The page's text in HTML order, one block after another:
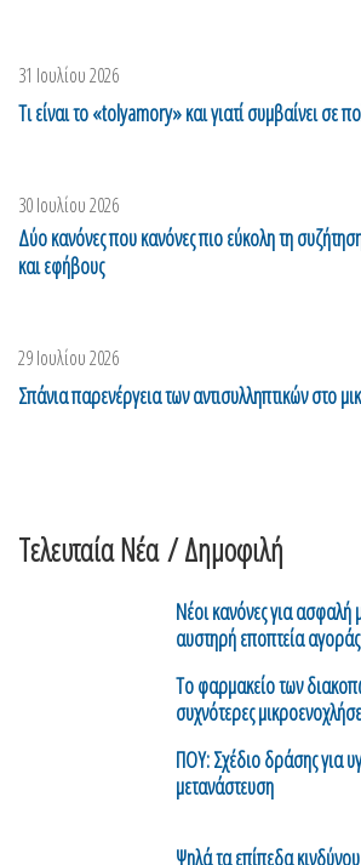
31 Ιουλίου 2026
Τι είναι το «tolyamory» και γιατί συμβαίνει σε
30 Ιουλίου 2026
Δύο κανόνες που κανόνες πιο εύκολη τη
και εφήβους
29 Ιουλίου 2026
Σπάνια παρενέργεια των αντισυλληπτικών στο
Τελευταία Νέα/ Δημοφιλή
Νέοι κανόνες για ασφαλή
αυστηρή εποπτεία αγοράς
Το φαρμακείο των
συχνότερες
ΠΟΥ: Σχέδιο δράσης για
μετανάστευση
Ψηλά τα επίπεδα